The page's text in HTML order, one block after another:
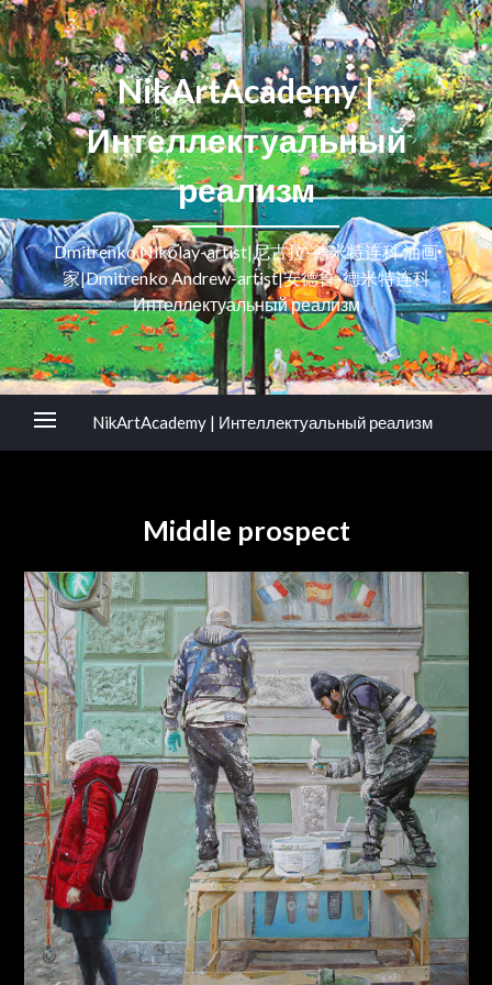
NikArtAcademy |
Интеллектуальный
реализм
Dmitrenko Nikolay-artist|尼古拉-德米特连科 油画
家|Dmitrenko Andrew-artist|安德鲁-德米特连科
Интеллектуальный реализм
NikArtAcademy | Интеллектуальный реализм
Middle prospect